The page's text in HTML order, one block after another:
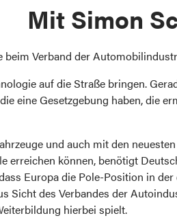
mit Simon
beim Verband der
auf die Straße bringen.
eine Gesetzgebung haben, die
und auch mit den
können, benötigt
Europa die Pole-Position in
des Verbandes der
hierbei spielt.